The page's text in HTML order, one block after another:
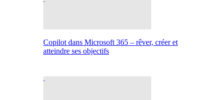
Copilot dans Microsoft 365 – rêver, créer et
atteindre ses objectifs